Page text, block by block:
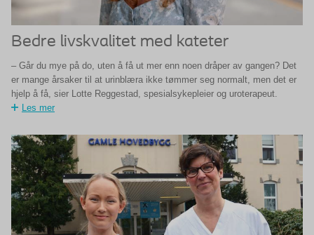
Bedre livskvalitet med kateter
– Går du mye på do, uten å få ut mer enn noen dråper av gangen? Det
er mange årsaker til at urinblæra ikke tømmer seg normalt, men det er
hjelp å få, sier Lotte Reggestad, spesialsykepleier og uroterapeut.
Les mer